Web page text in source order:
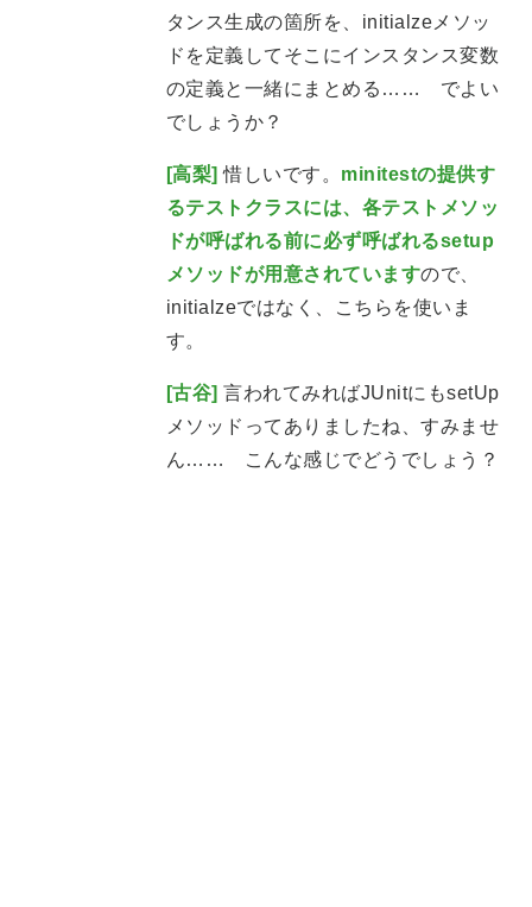
タンス生成の箇所を、initialzeメソッ
ドを定義してそこにインスタンス変数
の定義と一緒にまとめる…… でよい
でしょうか？
[高梨] 惜しいです。 minitestの提供す
るテストクラスには、各テストメソッ
ドが呼ばれる前に必ず呼ばれるsetup
メソッドが用意されていますので、
initialzeではなく、こちらを使いま
す。
[古谷] 言われてみればJUnitにもsetUp
メソッドってありましたね、すみませ
ん…… こんな感じでどうでしょう？